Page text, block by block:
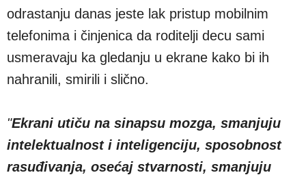
odrastanju danas jeste lak pristup mobilnim
telefonima i činjenica da roditelji decu sami
usmeravaju ka gledanju u ekrane kako bi ih
nahranili, smirili i slično.
"Ekrani utiču na sinapsu mozga, smanjuju
intelektualnost i inteligenciju, sposobnost
rasuđivanja, osećaj stvarnosti, smanjuju